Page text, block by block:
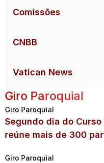
Comissões
CNBB
Vatican News
Giro Paroquial
Giro Paroquial
Segundo dia do
reúne mais de 300
Giro Paroquial